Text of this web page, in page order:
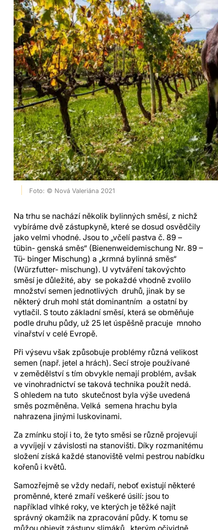
Foto: © Nová Valeriána 2021
Na trhu se nachází několik bylinných směsí, z nichž
vybíráme dvě zástupkyně, které se dosud osvědčily
jako velmi vhodné. Jsou to „včelí pastva č. 89 –
tübin- genská směs“ (Bienenweidemischung Nr. 89 –
Tü- binger Mischung) a „krmná bylinná směs“
(Würzfutter- mischung). U vytváření takovýchto
směsí je důležité, aby se pokaždé vhodně zvolilo
množství semen jednotlivých druhů, jinak by se
některý druh mohl stát dominantním a ostatní by
vytlačil. S touto základní směsí, která se obměňuje
podle druhu půdy, už 25 let úspěšně pracuje mnoho
vinařství v celé Evropě.
Při výsevu však způsobuje problémy různá velikost
semen (např. jetel a hrách). Secí stroje používané
v zemědělství s tím obvykle nemají problém, avšak
ve vinohradnictví se taková technika použít nedá.
S ohledem na tuto skutečnost byla výše uvedená
směs pozměněna. Velká semena hrachu byla
nahrazena jinými luskovinami.
Za zmínku stojí i to, že tyto směsi se různě projevují
a vyvíjejí v závislosti na stanovišti. Díky rozmanitému
složení získá každé stanoviště velmi pestrou nabídku
kořenů i květů.
Samozřejmě se vždy nedaří, neboť existují některé
proměnné, které zmaří veškeré úsilí: jsou to
například vlhké roky, ve kterých je těžké najít
správný okamžik na zpracování půdy. K tomu se